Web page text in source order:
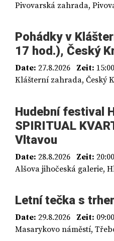
Pivovarská zahrada,
Pohádky v
17 hod.), Český
Date: 27.8.2026 Zeit:
Klášterní zahrada, Český
Hudební festival
SPIRITUAL
Vltavou
Date: 28.8.2026 Zeit:
Alšova jihočeská galerie,
Letní tečka s
Date: 29.8.2026 Zeit:
Masarykovo náměstí,